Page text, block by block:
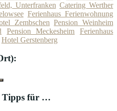
Unterfranken Catering Werther
Ferienhaus Ferienwohnung
Zembschen Pension Weinheim
Pension Meckesheim
Ferienhaus
Hotel Gerstenberg
Tipps für …